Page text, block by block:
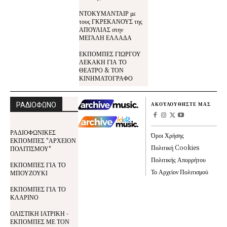
ΝΤΟΚΥΜΑΝΤΑΙΡ με
τους ΓΚΡΕΚΑΝΟΥΣ της
ΑΠΟΥΛΙΑΣ στην
ΜΕΓΑΛΗ ΕΛΛΑΔΑ
ΕΚΠΟΜΠΕΣ ΓΙΩΡΓΟΥ
ΛΕΚΑΚΗ ΓΙΑ ΤΟ
ΘΕΑΤΡΟ & ΤΟΝ
ΚΙΝΗΜΑΤΟΓΡΑΦΟ
ΡΑΔΙΟΦΩΝΟ
ΡΑΔΙΟΦΩΝΙΚΕΣ
ΕΚΠΟΜΠΕΣ "ΑΡΧΕΙΟΝ
ΠΟΛΙΤΙΣΜΟΥ"
ΕΚΠΟΜΠΕΣ ΓΙΑ ΤΟ
ΜΠΟΥΖΟΥΚΙ
ΕΚΠΟΜΠΕΣ ΓΙΑ ΤΟ
ΚΛΑΡΙΝΟ
ΟΛΙΣΤΙΚΗ ΙΑΤΡΙΚΗ -
ΕΚΠΟΜΠΕΣ ΜΕ ΤΟΝ
ΑΚΟΥΛΟΥΘΗΣΤΕ ΜΑΣ
Όροι Χρήσης
Πολιτική Cookies
Πολιτικής Απορρήτου
Το Αρχείον Πολιτισμού